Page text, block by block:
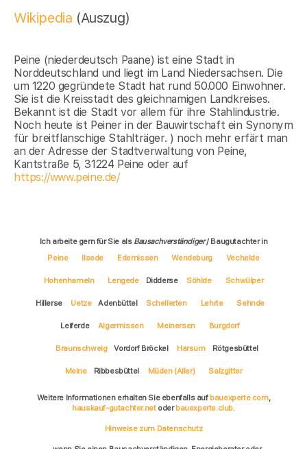
Wikipedia (Auszug)
Peine (niederdeutsch Paane) ist eine Stadt in
Norddeutschland und liegt im Land Niedersachsen. Die
um 1220 gegründete Stadt hat rund 50.000 Einwohner.
Sie ist die Kreisstadt des gleichnamigen Landkreises.
Bekannt ist die Stadt vor allem für ihre Stahlindustrie.
Noch heute ist Peiner in der Bauwirtschaft ein Synonym
für breitflanschige Stahlträger. ) noch mehr erfärt man
an der Adresse der Stadtverwaltung von Peine,
Kantstraße 5, 31224 Peine oder auf
https://www.peine.de/
Ich arbeite gern für Sie als Bausachverständiger/ Baugutachter in
Peine
Ilsede Edemissen Wendeburg Vechelde
Hohenhameln Lengede Didderse Söhlde Schwülper
Hillerse Uetze Adenbüttel Schellerten Lehrte Sehnde
Leiferde Algermissen Meinersen Burgdorf
Braunschweig Vordorf Bröckel Harsum Rötgesbüttel
Meine Ribbesbüttel Müden (Aller) Salzgitter
Weitere Informationen erhalten Sie ebenfalls auf bauexperte.com,
hauskauf-gutachter.netoderbauexperte.club.
Hinweise zum Datenschutz